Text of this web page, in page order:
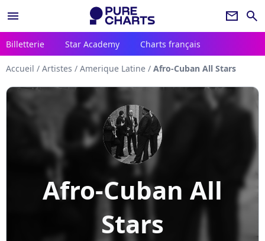
menu newsletter search
Billetterie Star Academy Charts français
Accueil / Artistes / Amerique Latine / Afro-Cuban All Stars
Afro-Cuban All
Stars